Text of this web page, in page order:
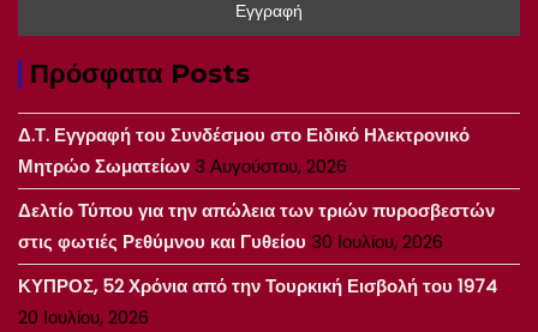
Πρόσφατα Posts
Δ.Τ. Εγγραφή του Συνδέσμου στο Ειδικό Ηλεκτρονικό
Μητρώο Σωματείων3 Αυγούστου, 2026
Δελτίο Τύπου για την απώλεια των τριών πυροσβεστών
στις φωτιές Ρεθύμνου και Γυθείου 30 Ιουλίου, 2026
ΚΥΠΡΟΣ, 52 Χρόνια από την Τουρκική Εισβολή του 1974
20 Ιουλίου, 2026